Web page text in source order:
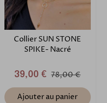
Collier SUN STONE
SPIKE- Nacré
39,00 € 78,00 €
Ajouter au panier